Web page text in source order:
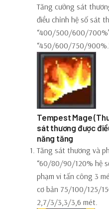
Tăng cường sát
điều chỉnh hệ số sát
“400/500/600/
“450/600/750/
Tempest Mage
sát thương được
năng tăng
Tăng sát thương và
“60/80/90/120% hệ
phạm vi tấn công 3
cơ bản 75/100/125/
2,7/3/3,3/3,6 mét.